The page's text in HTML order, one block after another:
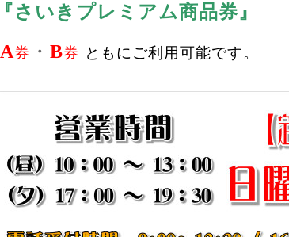
『さいきプレミアム商品券』
A券 ・ B券 ともに ご利用可能です。